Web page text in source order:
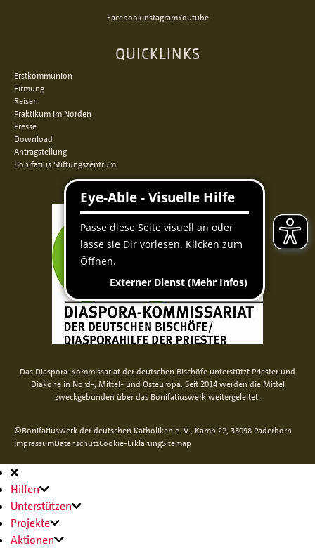
FacebookInstagramYoutube
QUICKLINKS
Erstkommunion
Firmung
Reisen
Praktikum im Norden
Presse
Download
Antragstellung
Bonifatius Stiftungszentrum
Das Diaspora-Kommissariat der deutschen Bischöfe unterstützt Priester und
Diakone in Nord-, Mittel- und Osteuropa. Seit 2014 werden die Mittel
zweckgebunden über das Bonifatiuswerk weitergeleitet.
©Bonifatiuswerk der deutschen Katholiken e. V., Kamp 22, 33098 Paderborn
ImpressumDatenschutzCookie-ErklärungSitemap
Hauptnavigation
Hilfen
Unterstützen
Projekte
Aktionen